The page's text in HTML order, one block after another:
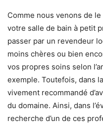
Comme nous venons de
votre salle de bain à petit
passer par un revendeur
moins chères ou bien
vos propres soins selon
exemple. Toutefois, dans
vivement recommandé
du domaine. Ainsi, dans
recherche d’un de ces